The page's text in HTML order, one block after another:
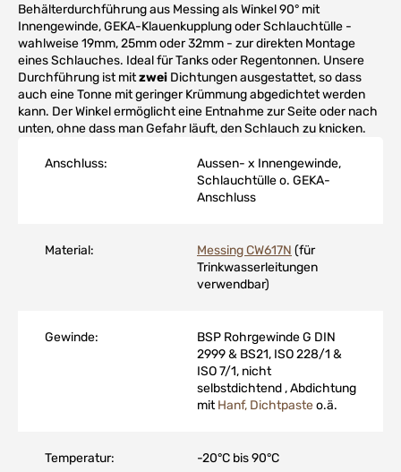
Behälterdurchführung aus Messing als Winkel 90° mit
Innengewinde, GEKA-Klauenkupplung oder Schlauchtülle -
wahlweise 19mm, 25mm oder 32mm - zur direkten Montage
eines Schlauches. Ideal für Tanks oder Regentonnen. Unsere
Durchführung ist mitzwei Dichtungen ausgestattet, so dass
auch eine Tonne mit geringer Krümmung abgedichtet werden
kann. Der Winkel ermöglicht eine Entnahme zur Seite oder nach
unten, ohne dass man Gefahr läuft, den Schlauch zu knicken.
Anschluss:
Aussen- x Innengewinde,
Schlauchtülle o. GEKA-
Anschluss
Material: Messing CW617N (für
Trinkwasserleitungen
verwendbar)
Gewinde:
BSP Rohrgewinde G DIN
2999 & BS21, ISO 228/1 &
ISO 7/1, nicht
selbstdichtend , Abdichtung
mitHanf, Dichtpasteo.ä.
Temperatur: -20°C bis 90°C